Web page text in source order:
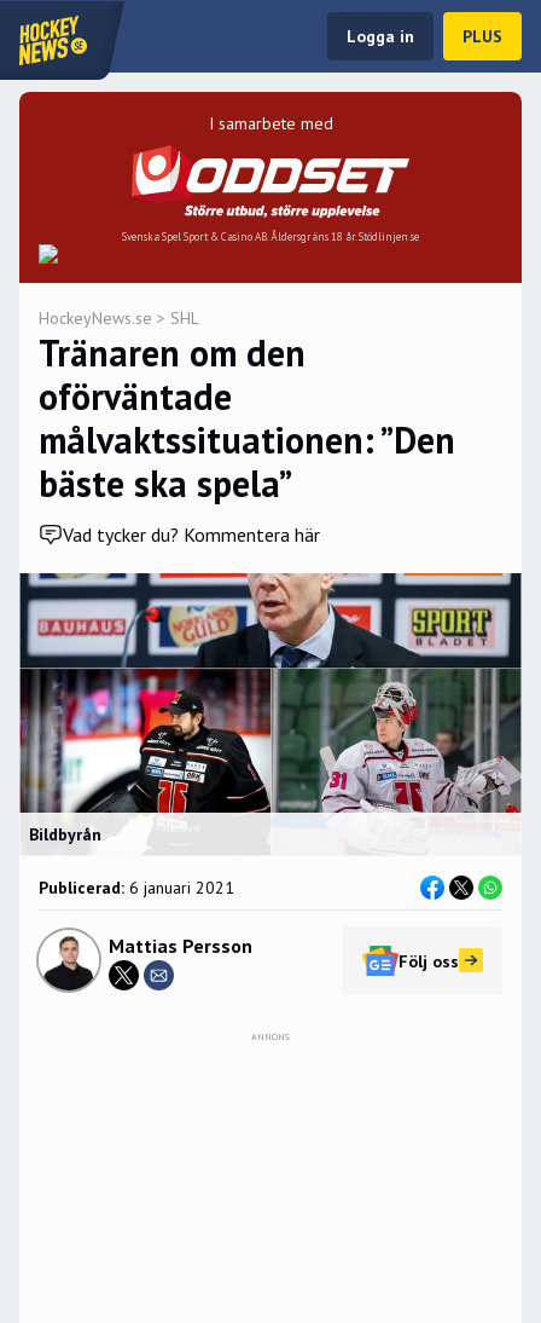
Logga in PLUS
I samarbete med
Svenska Spel Sport & Casino AB. Åldersgräns 18 år. Stödlinjen.se
HockeyNews.se > SHL
Tränaren om den
oförväntade
målvaktssituationen: ”Den
bäste ska spela”
Vad tycker du? Kommentera här
Bildbyrån
Publicerad: 6 januari 2021
Mattias Persson
Följ oss
ANNONS